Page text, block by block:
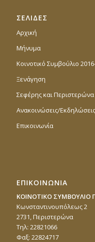
ΣΕΛΙΔΕΣ
Αρχική
Μήνυμα
Κοινοτικό Συμβούλιο
Ξενάγηση
Σεφέρης και Περιστερώνα
Ανακοινώσεις/Εκδηλώσεις
Επικοινωνία
ΕΠΙΚΟΙΝΩΝΙΑ
ΚΟΙΝΟΤΙΚΟ ΣΥΜΒΟΥΛΙΟ
Κωνσταντινουπόλεως 2
2731, Περιστερώνα
Τηλ: 22821066
Φαξ: 22824717